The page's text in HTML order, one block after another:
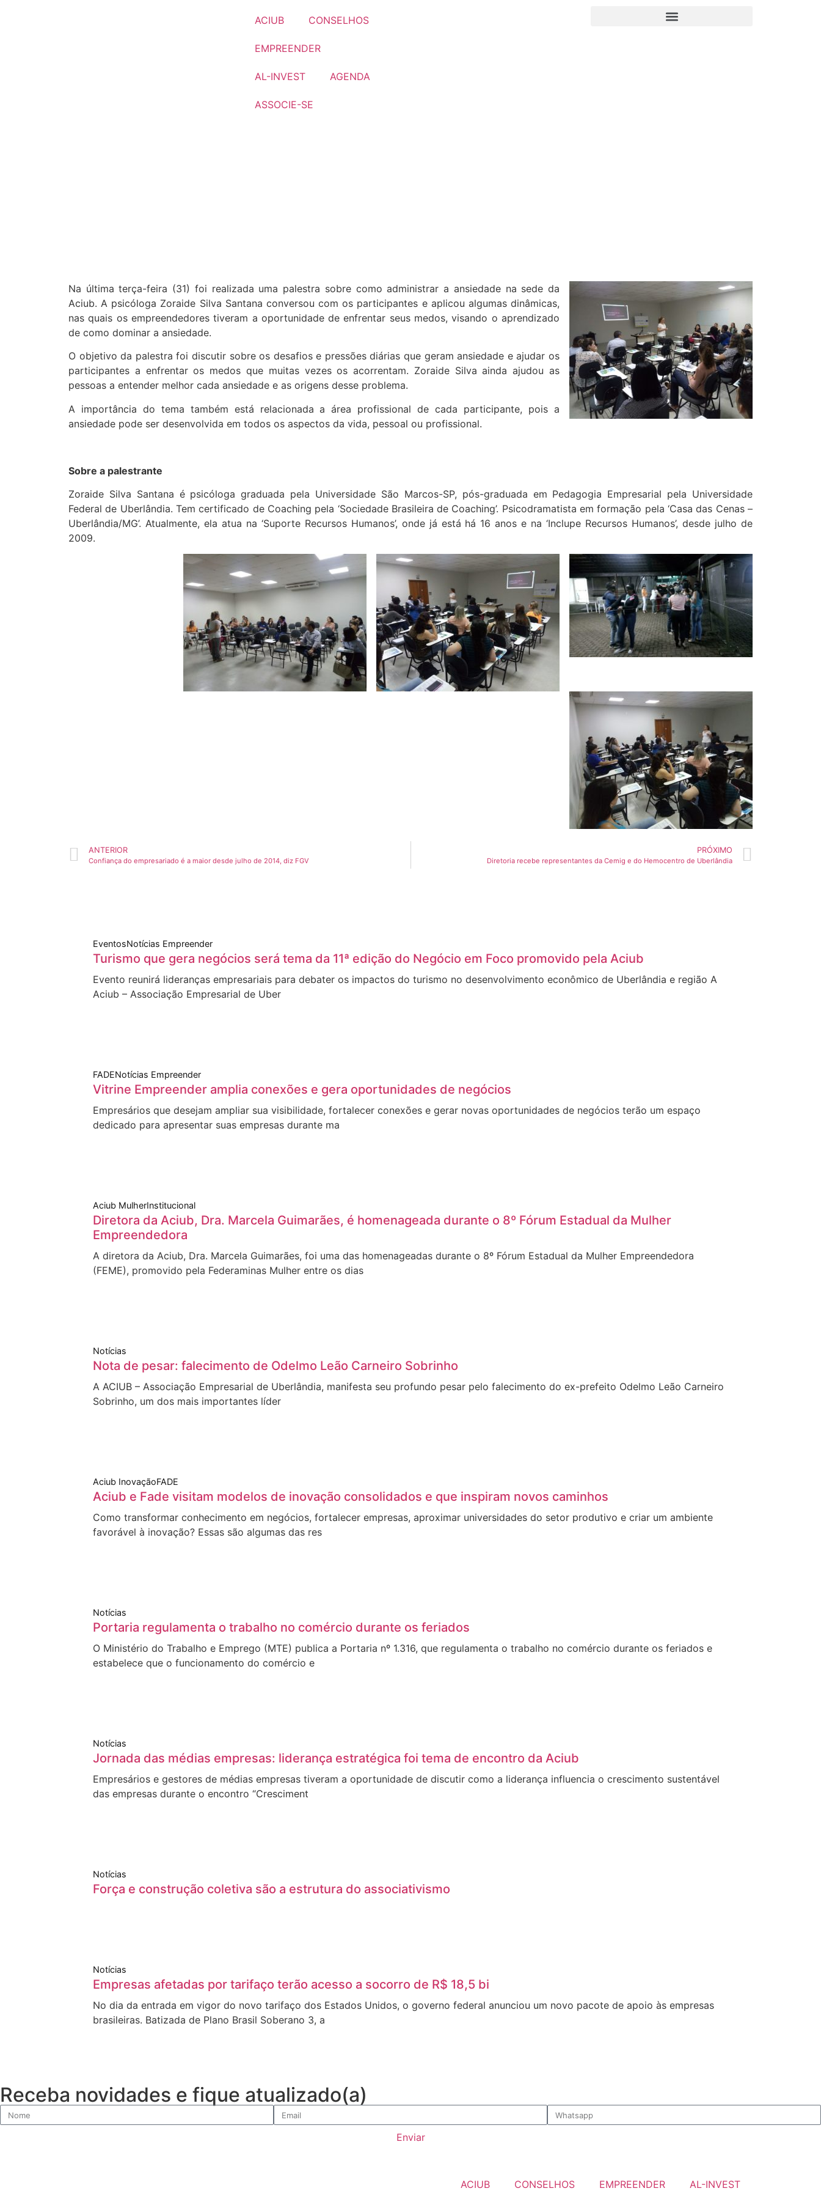
ACIUB CONSELHOS
EMPREENDER
AL-INVEST AGENDA
ASSOCIE-SE
Na última terça-feira (31) foi realizada uma palestra sobre como administrar a ansiedade na sede da
Aciub. A psicóloga Zoraide Silva Santana conversou com os participantes e aplicou algumas dinâmicas,
nas quais os empreendedores tiveram a oportunidade de enfrentar seus medos, visando o aprendizado
de como dominar a ansiedade.
O objetivo da palestra foi discutir sobre os desafios e pressões diárias que geram ansiedade e ajudar os
participantes a enfrentar os medos que muitas vezes os acorrentam. Zoraide Silva ainda ajudou as
pessoas a entender melhor cada ansiedade e as origens desse problema.
A importância do tema também está relacionada a área profissional de cada participante, pois a
ansiedade pode ser desenvolvida em todos os aspectos da vida, pessoal ou profissional.
Sobre a palestrante
Zoraide Silva Santana é psicóloga graduada pela Universidade São Marcos-SP, pós-graduada em Pedagogia Empresarial pela Universidade
Federal de Uberlândia. Tem certificado de Coaching pela ‘Sociedade Brasileira de Coaching’. Psicodramatista em formação pela ‘Casa das Cenas –
Uberlândia/MG’. Atualmente, ela atua na ‘Suporte Recursos Humanos’, onde já está há 16 anos e na ‘Inclupe Recursos Humanos’, desde julho de
2009.
ANTERIOR
Confiança do empresariado é a maior desde julho de 2014, diz FGV
PRÓXIMO
Diretoria recebe representantes da Cemig e do Hemocentro de Uberlândia
EventosNotícias Empreender
Turismo que gera negócios será tema da 11ª edição do Negócio em Foco promovido pela Aciub
Evento reunirá lideranças empresariais para debater os impactos do turismo no desenvolvimento econômico de Uberlândia e região A
Aciub – Associação Empresarial de Uber
FADENotícias Empreender
Vitrine Empreender amplia conexões e gera oportunidades de negócios
Empresários que desejam ampliar sua visibilidade, fortalecer conexões e gerar novas oportunidades de negócios terão um espaço
dedicado para apresentar suas empresas durante ma
Aciub MulherInstitucional
Diretora da Aciub, Dra. Marcela Guimarães, é homenageada durante o 8º Fórum Estadual da Mulher
Empreendedora
A diretora da Aciub, Dra. Marcela Guimarães, foi uma das homenageadas durante o 8º Fórum Estadual da Mulher Empreendedora
(FEME), promovido pela Federaminas Mulher entre os dias
Notícias
Nota de pesar: falecimento de Odelmo Leão Carneiro Sobrinho
A ACIUB – Associação Empresarial de Uberlândia, manifesta seu profundo pesar pelo falecimento do ex-prefeito Odelmo Leão Carneiro
Sobrinho, um dos mais importantes líder
Aciub InovaçãoFADE
Aciub e Fade visitam modelos de inovação consolidados e que inspiram novos caminhos
Como transformar conhecimento em negócios, fortalecer empresas, aproximar universidades do setor produtivo e criar um ambiente
favorável à inovação? Essas são algumas das res
Notícias
Portaria regulamenta o trabalho no comércio durante os feriados
O Ministério do Trabalho e Emprego (MTE) publica a Portaria nº 1.316, que regulamenta o trabalho no comércio durante os feriados e
estabelece que o funcionamento do comércio e
Notícias
Jornada das médias empresas: liderança estratégica foi tema de encontro da Aciub
Empresários e gestores de médias empresas tiveram a oportunidade de discutir como a liderança influencia o crescimento sustentável
das empresas durante o encontro “Cresciment
Notícias
Força e construção coletiva são a estrutura do associativismo
Notícias
Empresas afetadas por tarifaço terão acesso a socorro de R$ 18,5 bi
No dia da entrada em vigor do novo tarifaço dos Estados Unidos, o governo federal anunciou um novo pacote de apoio às empresas
brasileiras. Batizada de Plano Brasil Soberano 3, a
Receba novidades e fique atualizado(a)
Enviar
ACIUB CONSELHOS EMPREENDER AL-INVEST